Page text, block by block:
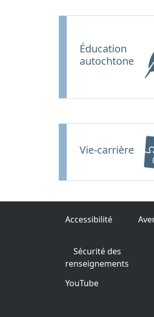
Éducation
autochtone
Vie-carrière
Accessibilité
Sécurité des
renseignements
YouTube